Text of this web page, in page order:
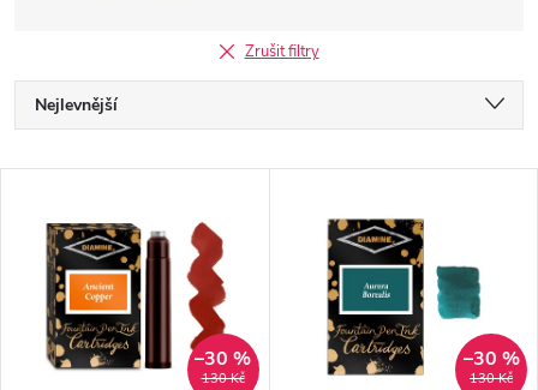
Zrušit filtry
Ř
a
Nejlevnější
Abecedně
130 Kč
–30 %
130 Kč
–30 %